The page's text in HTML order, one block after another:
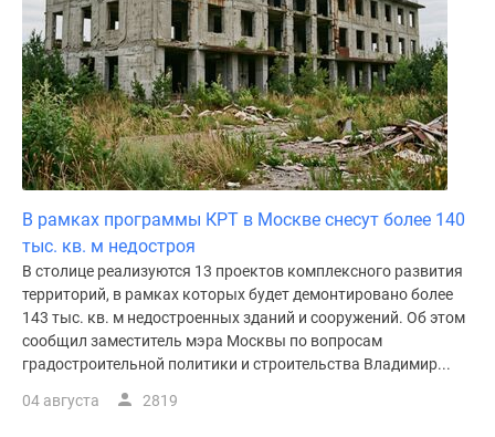
В рамках программы КРТ в Москве снесут более 140
тыс. кв. м недостроя
В столице реализуются 13 проектов комплексного развития
территорий, в рамках которых будет демонтировано более
143 тыс. кв. м недостроенных зданий и сооружений. Об этом
сообщил заместитель мэра Москвы по вопросам
градостроительной политики и строительства Владимир...
04 августа 2819